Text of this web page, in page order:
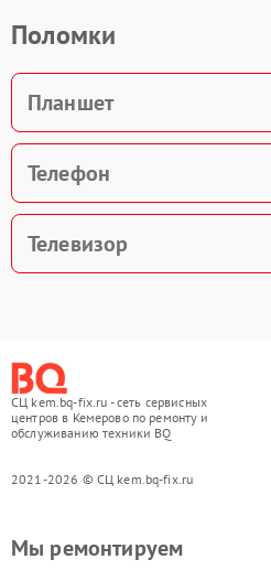
Поломки
Планшет
Телефон
Телевизор
СЦ kem.bq-fix.ru - сеть сервисных
центров в Кемерово по ремонту и
обслуживанию техники BQ
2021-2026 © СЦ kem.bq-fix.ru
Мы ремонтируем